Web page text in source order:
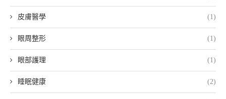
皮膚醫學 (1)
眼周整形 (1)
眼部護理 (1)
睡眠健康 (2)